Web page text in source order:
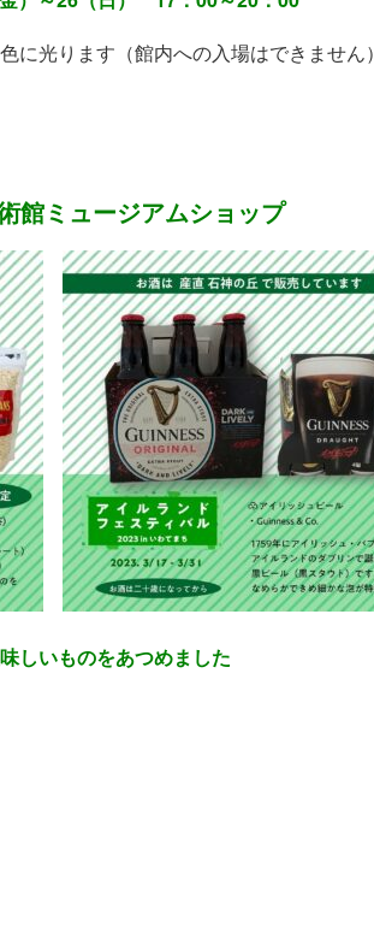
に光ります（館内への入場はできません）
館ミュージアムショップ
しいものをあつめました